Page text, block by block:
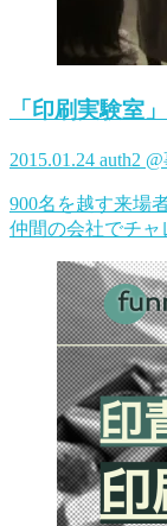
「印刷実験室
2015.01.24 auth2
900名を越す来場
仲間の会社でチ